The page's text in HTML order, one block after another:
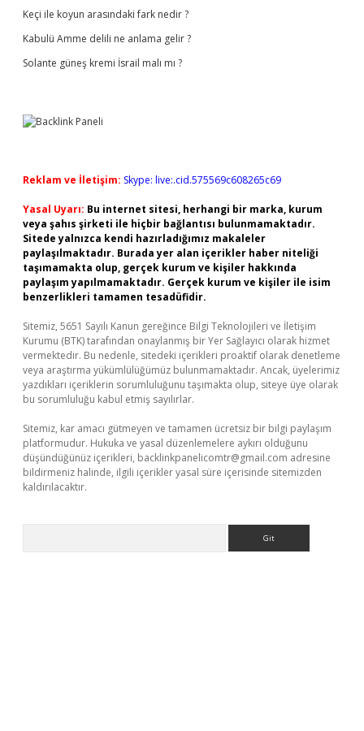
Keçi ile koyun arasındaki fark nedir ?
Kabulü Amme delili ne anlama gelir ?
Solante güneş kremi İsrail malı mı ?
Reklam ve İletişim: Skype: live:.cid.575569c608265c69
Yasal Uyarı: Bu internet sitesi, herhangi bir marka, kurum
veya şahıs şirketi ile hiçbir bağlantısı bulunmamaktadır.
Sitede yalnızca kendi hazırladığımız makaleler
paylaşılmaktadır. Burada yer alan içerikler haber niteliği
taşımamakta olup, gerçek kurum ve kişiler hakkında
paylaşım yapılmamaktadır. Gerçek kurum ve kişiler ile isim
benzerlikleri tamamen tesadüfidir.
Sitemiz, 5651 Sayılı Kanun gereğince Bilgi Teknolojileri ve İletişim
Kurumu (BTK) tarafından onaylanmış bir Yer Sağlayıcı olarak hizmet
vermektedir. Bu nedenle, sitedeki içerikleri proaktif olarak denetleme
veya araştırma yükümlülüğümüz bulunmamaktadır. Ancak, üyelerimiz
yazdıkları içeriklerin sorumluluğunu taşımakta olup, siteye üye olarak
bu sorumluluğu kabul etmiş sayılırlar.
Sitemiz, kar amacı gütmeyen ve tamamen ücretsiz bir bilgi paylaşım
platformudur. Hukuka ve yasal düzenlemelere aykırı olduğunu
düşündüğünüz içerikleri, backlinkpanelicomtr@gmail.com adresine
bildirmeniz halinde, ilgili içerikler yasal süre içerisinde sitemizden
kaldırılacaktır.